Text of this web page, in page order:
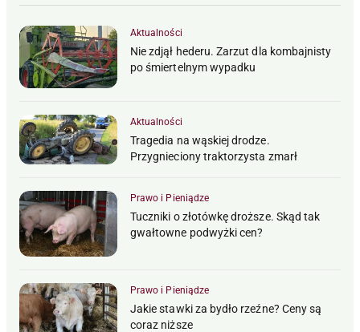
Aktualności
Nie zdjął hederu. Zarzut dla kombajnisty
po śmiertelnym wypadku
Aktualności
Tragedia na wąskiej drodze.
Przygnieciony traktorzysta zmarł
Prawo i Pieniądze
Tuczniki o złotówkę droższe. Skąd tak
gwałtowne podwyżki cen?
Prawo i Pieniądze
Jakie stawki za bydło rzeźne? Ceny są
coraz niższe